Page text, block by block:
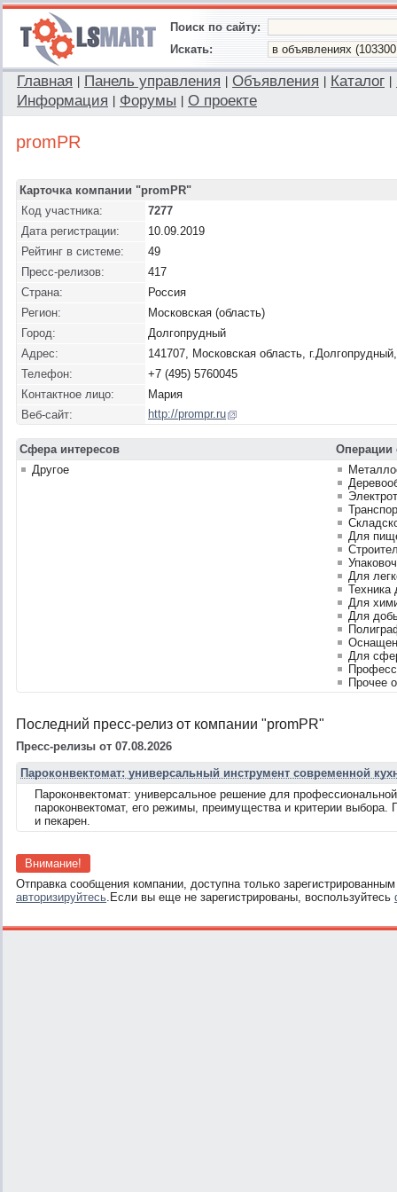
Поиск по сайту:
Искать:
Главная Панель управления Объявления Каталог
Информация
Форумы О проекте
promPR
Карточка компании "promPR"
Код участника:
7277
Дата регистрации:
10.09.2019
Рейтинг в системе:
49
Пресс-релизов:
417
Страна:
Россия
Регион:
Московская (область)
Город:
Долгопрудный
Адрес:
141707, Московская область,
Телефон:
+7 (495) 5760045
Контактное лицо:
Мария
Веб-сайт:
http://prompr.ru
Сфера интересов
Операции
Другое
Для
Для
Техника
Для
Для
Для
Прочее
Последний пресс-релиз от компании "promPR"
Пресс-релизы от 07.08.2026
Пароконвектомат: универсальный инструмент современной
Пароконвектомат: универсальное решение для
пароконвектомат, его режимы, преимущества и критерии
и пекарен.
Внимание!
Отправка сообщения компании, доступна только
авторизируйтесь.Если вы еще не зарегистрированы, воспользуйтесь